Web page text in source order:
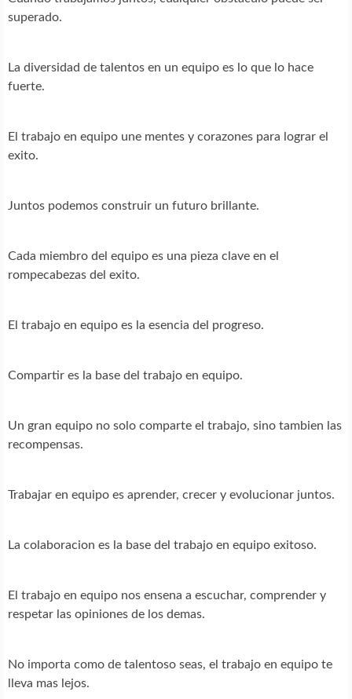
superado.
La diversidad de talentos en un equipo es lo que lo hace
fuerte.
El trabajo en equipo une mentes y corazones para lograr el
exito.
Juntos podemos construir un futuro brillante.
Cada miembro del equipo es una pieza clave en el
rompecabezas del exito.
El trabajo en equipo es la esencia del progreso.
Compartir es la base del trabajo en equipo.
Un gran equipo no solo comparte el trabajo, sino tambien las
recompensas.
Trabajar en equipo es aprender, crecer y evolucionar juntos.
La colaboracion es la base del trabajo en equipo exitoso.
El trabajo en equipo nos ensena a escuchar, comprender y
respetar las opiniones de los demas.
No importa como de talentoso seas, el trabajo en equipo te
lleva mas lejos.